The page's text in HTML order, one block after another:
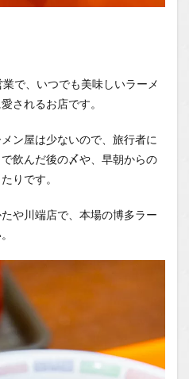
で、いつでも美味しいラーメ
されるお店です。
ン屋は少ないので、旅行者に
飲んだ後の〆や、早朝からの
りです。
や川端店で、本場の博多ラー